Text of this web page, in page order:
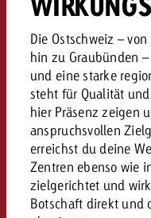
Die Ostschweiz –
hin zu Graubünden
und eine starke
steht für Qualität
hier Präsenz zeigen
anspruchsvollen
erreichst du deine
Zentren ebenso wie
zielgerichtet und
Botschaft direkt und